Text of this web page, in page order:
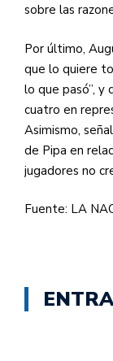
sobre las
Por último,
que lo quiere
lo que pasó”, y
cuatro en
Asimismo,
de Pipa en
jugadores no
Fuente: LA